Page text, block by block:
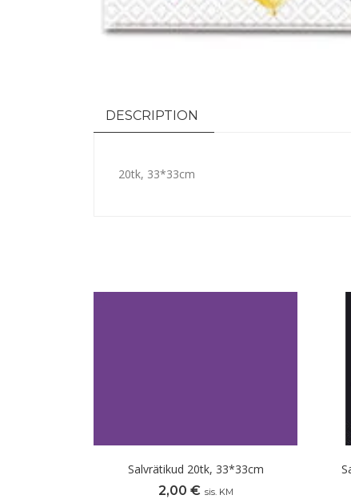
DESCRIPTION
20tk, 33*33cm
Salvrätikud 20tk, 33*33cm
2,00 € sis. KM